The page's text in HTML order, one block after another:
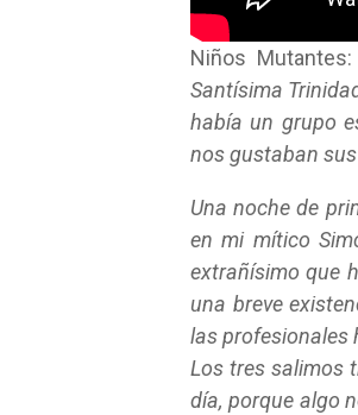
Niños Mutantes:
Santísima
había un grupo
nos gustaban
Una noche de
en mi mítico
extrañísimo que
una breve
las profesionales
Los tres salimos
día, porque algo